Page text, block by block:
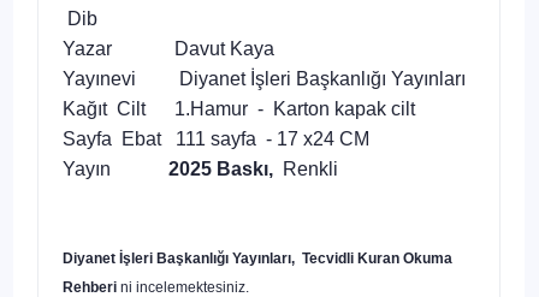
Dib
Yazar Davut Kaya
Yayınevi Diyanet İşleri Başkanlığı Yayınları
Kağıt Cilt 1.Hamur - Karton kapak cilt
Sayfa Ebat 111 sayfa - 17 x24 CM
Yayın 2025 Baskı, Renkli
Diyanet İşleri Başkanlığı Yayınları, Tecvidli Kuran Okuma
Rehberi ni incelemektesiniz.